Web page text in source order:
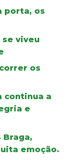
porta, os
viveu
os
continua a
e
Braga,
emoção.